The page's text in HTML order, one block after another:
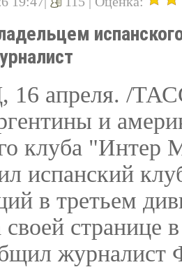
апреля. /
и
клуба "Интер
испанский
в третьем
странице
журналист